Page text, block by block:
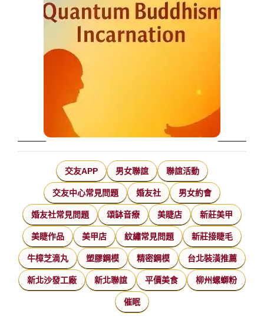
交友APP 男女聯誼 聯誼活動
交友中心常見問題 婚友社 男女約會
婚友社常見問題 頌缽音療 美睫店 新莊美甲
美睫作品 美甲店 紋繡常見問題 新莊接睫毛
牛樟芝滴丸 塑膠鋼模 精密鋼模 台北裝潢推薦
新北沙發工廠 新北聯誼 平價美食 柳州螺螄粉
催眠